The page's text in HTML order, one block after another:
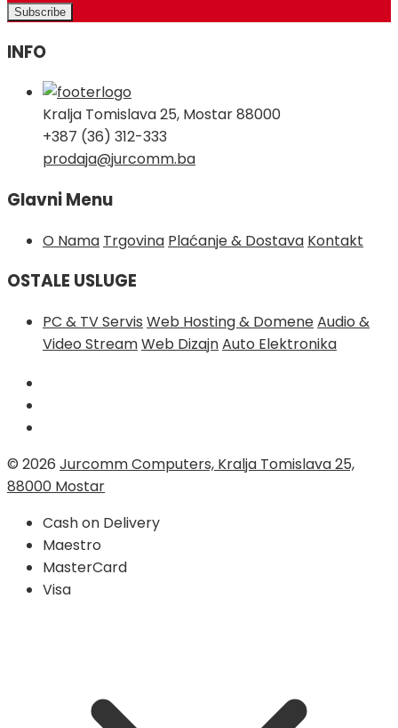
INFO
Kralja Tomislava 25, Mostar 88000
+387 (36) 312-333
prodaja@jurcomm.ba
Glavni Menu
O Nama Trgovina Plaćanje & Dostava Kontakt
OSTALE USLUGE
PC & TV Servis Web Hosting & DomeneAudio &
Video StreamWeb DizajnAuto Elektronika
© 2026 Jurcomm Computers, Kralja Tomislava 25,
88000 Mostar
Cash on Delivery
Maestro
MasterCard
Visa